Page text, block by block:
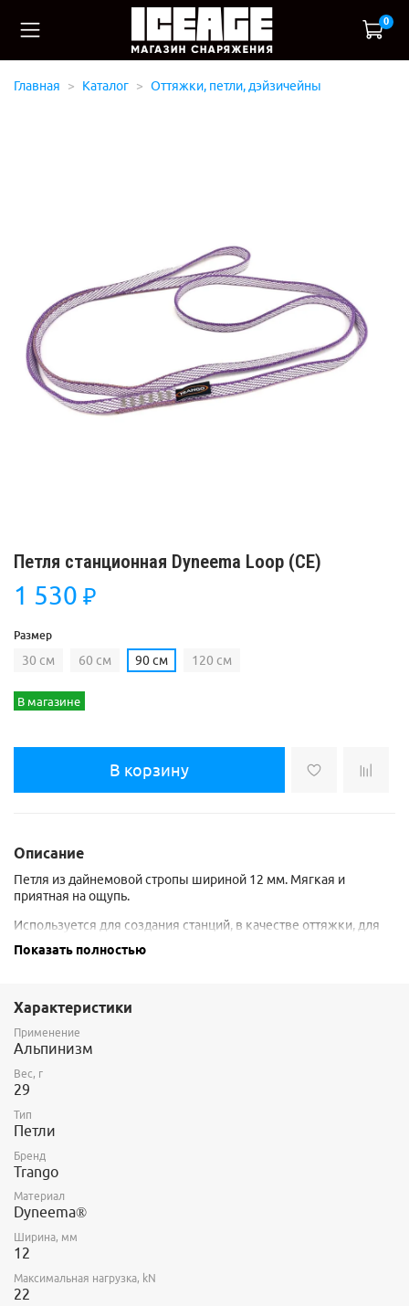
0
Главная Каталог Оттяжки, петли, дэйзичейны
Петля станционная Dyneema Loop (CE)
1 530 ₽
Размер
30 см 60 см 90 см 120 см
В магазине
В корзину
Описание
Петля из дайнемовой стропы шириной 12 мм. Мягкая и
приятная на ощупь.
Используется для создания станций, в качестве оттяжки, для
вспомогательных работ.
120 см - зеленая (51 грамм).
Сертификация: CE EN566.
Показать полностью
Характеристики
Применение
Альпинизм
Вес, г
29
Тип
Петли
Бренд
Trango
Материал
Dyneema®
Ширина, мм
12
Максимальная нагрузка, kN
22